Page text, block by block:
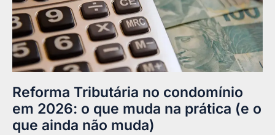
Reforma Tributária no condomínio
em 2026: o que muda na prática (e o
que ainda não muda)